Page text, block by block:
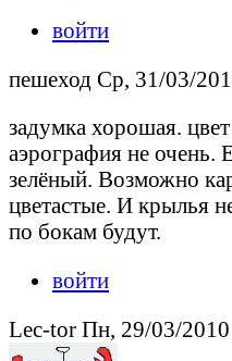
войти
пешеход Ср, 31/03/
задумка хорошая.
аэрография не очень.
зелёный. Возможно
цветастые. И крылья
по бокам будут.
войти
Lec-tor Пн, 29/03/